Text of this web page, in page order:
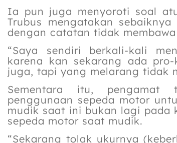
Ia pun juga menyoroti soal
Trubus mengatakan
dengan catatan tidak
“Saya sendiri berkali-kali
karena kan sekarang ada
juga, tapi yang melarang tidak
Sementara itu, pengamat
penggunaan sepeda motor
mudik saat ini bukan lagi pada
sepeda motor saat mudik.
“Sekarang tolak ukurnya